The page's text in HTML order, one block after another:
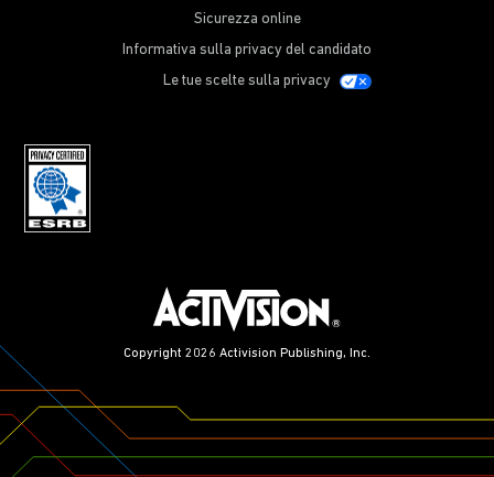
Sicurezza online
Informativa sulla privacy del candidato
Le tue scelte sulla privacy
Copyright 2026 Activision Publishing, Inc.